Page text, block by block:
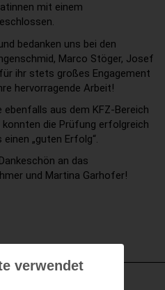
verwendet
mit einem
bedanken uns bei den
Marco Stöger, Josef
ihr stets großes Engagement
hervorragende Arbeit!
aus dem KFZ-Bereich
die Prüfung erfolgreich
„guten Erfolg“.
an das
und Martina Garhofer!